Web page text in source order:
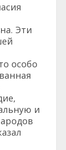
Эти
особо
и